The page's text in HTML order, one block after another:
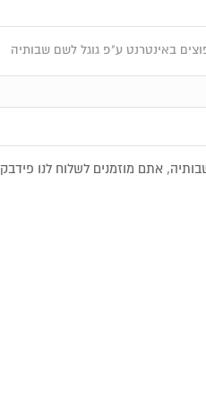
באינטרנט ע"פ גוגל לשם שבותיה
אתם מוזמנים לשלוח לנו פידבק